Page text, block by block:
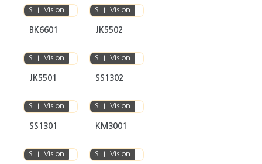
S. I. Vision
BK6601
S. I. Vision
JK5502
S. I. Vision
JK5501
S. I. Vision
SS1302
S. I. Vision
SS1301
S. I. Vision
KM3001
S. I. Vision S. I. Vision